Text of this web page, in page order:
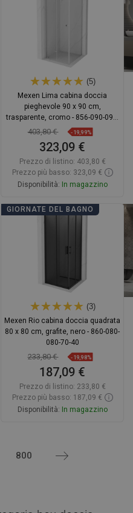
(5)
Mexen Lima cabina doccia
pieghevole 90 x 90 cm,
trasparente, cromo - 856-090-090-
01-00
403,80 € -19,99%
323,09 €
Prezzo di listino: 403,80 €
Prezzo più basso: 323,09 €
Disponibilità: In magazzino
Aggiungi al carrello
GIORNATE DEL BAGNO
(3)
Mexen Rio cabina doccia quadrata
80 x 80 cm, grafite, nero - 860-080-
080-70-40
233,80 € -19,98%
187,09 €
Prezzo di listino: 233,80 €
Prezzo più basso: 187,09 €
Disponibilità: In magazzino
Confrontare
800 Successivo